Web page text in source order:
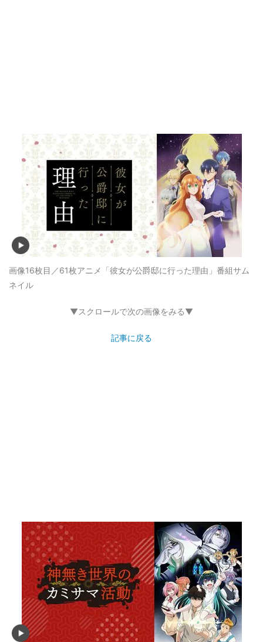
画像16枚目／61枚アニメ「彼女が公爵邸に行った理由」番組サム
ネイル
▼スクロールで次の画像をみる▼
記事に戻る